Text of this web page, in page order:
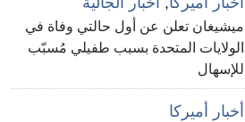
ميشيغان تعلن عن أول حالتي وفاة في
الولايات المتحدة بسبب طفيلي مُسبّب
للإسهال
أخبار أميركا